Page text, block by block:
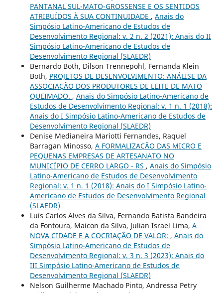
PANTANAL SUL-MATO-GROSSENSE E OS SENTIDOS
ATRIBUÍDOS À SUA CONTINUIDADE , Anais do
Simpósio Latino-Americano de Estudos de
Desenvolvimento Regional: v. 2 n. 2 (2021): Anais do II
Simpósio Latino-Americano de Estudos de
Desenvolvimento Regional (SLAEDR)
Bernardo Both, Dilson Trennepohl, Fernanda Klein
Both, PROJETOS DE DESENVOLVIMENTO: ANÁLISE DA
ASSOCIAÇÃO DOS PRODUTORES DE LEITE DE MATO
QUEIMADO. , Anais do Simpósio Latino-Americano de
Estudos de Desenvolvimento Regional: v. 1 n. 1 (2018):
Anais do I Simpósio Latino-Americano de Estudos de
Desenvolvimento Regional (SLAEDR)
Denise Medianeira Mariotti Fernandes, Raquel
Barragan Minosso, A FORMALIZAÇÃO DAS MICRO E
PEQUENAS EMPRESAS DE ARTESANATO NO
MUNICÍPIO DE CERRO LARGO - RS , Anais do Simpósio
Latino-Americano de Estudos de Desenvolvimento
Regional: v. 1 n. 1 (2018): Anais do I Simpósio Latino-
Americano de Estudos de Desenvolvimento Regional
(SLAEDR)
Luis Carlos Alves da Silva, Fernando Batista Bandeira
da Fontoura, Maicon da Silva, Julian Israel Lima, A
NOVA CIDADE E A COCRIAÇÃO DE VALOR: , Anais do
Simpósio Latino-Americano de Estudos de
Desenvolvimento Regional: v. 3 n. 3 (2023): Anais do
III Simpósio Latino-Americano de Estudos de
Desenvolvimento Regional (SLAEDR)
Nelson Guilherme Machado Pinto, Andressa Petry